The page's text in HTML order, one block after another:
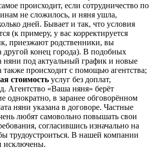
происходит, если сотрудничество по
не сложилось, и няня ушла,
дней. Бывает и так, что условия
(к примеру, у вас корректируется
приезжают родственники, вы
другой конец города). В подобных
няни под актуальный график и новые
также происходит с помощью агентства;
стоимость услуг без доплат,
Агентство «Ваша няня» берёт
однократно, в заранее обговорённом
няни указана в договоре. Частные
любят самовольно повышать свои
согласившись изначально на
трудоустроиться. В нашей компании
исключены.